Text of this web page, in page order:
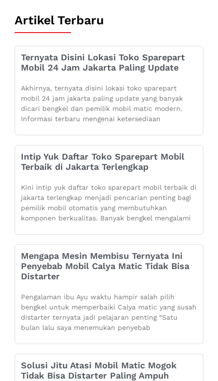
Artikel Terbaru
Ternyata Disini Lokasi Toko Sparepart
Mobil 24 Jam Jakarta Paling Update
Akhirnya, ternyata disini lokasi toko sparepart
mobil 24 jam jakarta paling update yang banyak
dicari bengkel dan pemilik mobil matic modern.
Informasi terbaru mengenai ketersediaan
Intip Yuk Daftar Toko Sparepart Mobil
Terbaik di Jakarta Terlengkap
Kini intip yuk daftar toko sparepart mobil terbaik di
jakarta terlengkap menjadi pencarian penting bagi
pemilik mobil otomatis yang membutuhkan
komponen berkualitas. Banyak bengkel mengalami
Mengapa Mesin Membisu Ternyata Ini
Penyebab Mobil Calya Matic Tidak Bisa
Distarter
Pengalaman ibu Ayu waktu hampir salah pilih
bengkel untuk memperbaiki Calya matic yang susah
distarter ternyata jadi pelajaran penting “Satu
bulan lalu saya menemukan penyebab
Solusi Jitu Atasi Mobil Matic Mogok
Tidak Bisa Distarter Paling Ampuh